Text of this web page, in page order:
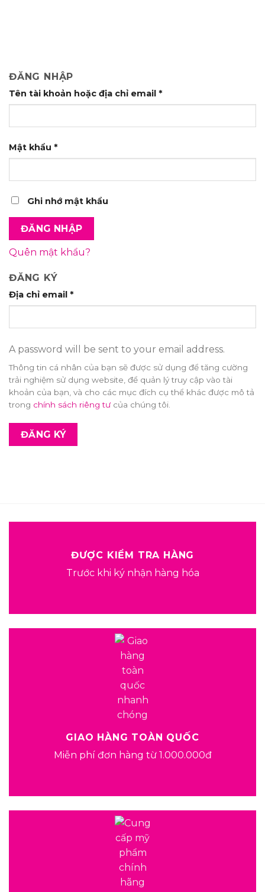
ĐĂNG NHẬP
Tên tài khoản hoặc địa chỉ email *
Mật khẩu *
Ghi nhớ mật khẩu
ĐĂNG NHẬP
Quên mật khẩu?
ĐĂNG KÝ
Địa chỉ email *
A password will be sent to your email address.
Thông tin cá nhân của bạn sẽ được sử dụng để tăng cường
trải nghiệm sử dụng website, để quản lý truy cập vào tài
khoản của bạn, và cho các mục đích cụ thể khác được mô tả
trong chính sách riêng tư của chúng tôi.
ĐĂNG KÝ
ĐƯỢC KIỂM TRA HÀNG
Trước khi ký nhận hàng hóa
GIAO HÀNG TOÀN QUỐC
Miễn phí đơn hàng từ 1.000.000đ